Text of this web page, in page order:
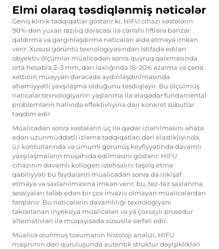
Elmi olaraq təsdiqlənmiş nəticələr
Geniş klinik tədqiqatlar göstərir ki, HIFU cihazı xəstələrin
90%-dən yuxarı razılıq dərəcəsi ilə cərrahi liftlərə bənzər
qaldırma və gərginləşdirmə nəticələri əldə etməyə imkan
verir. Xüsusi görüntü texnologiyasından istifadə edilən
obyektiv ölçümlər müalicədən sonra quyruq qalxmasında
orta hesabla 2–3 mm, dəri laxlığında 15–20% azalma və çənə
xəttinin müəyyən dərəcədə aydınlaşdırılmasında
əhəmiyyətli yaxşılaşma olduğunu təsdiqləyir. Bu ölçülmüş
nəticələr texnologiyanın yaşlanma ilə əlaqədar fundamental
problemlərin həllində effektivliyinə dair konkret sübutlar
təqdim edir.
Müalicədən sonra xəstələrin üç ilə qədər izlənilməsini əhatə
edən uzunmüddətli izləmə tədqiqatları dəri elastikliyində,
üz konturlarında və ümumi görünüş keyfiyyətində davamlı
yaxşılaşmaların müşahidə edilməsini göstərir. HIFU
cihazının davamlı kollogen istehsalını təşviq etmə
qabiliyyəti bu faydaların müalicədən sonra da inkişaf
etməyə və saxlanılmasına imkan verir; bu, tez-tez saxlanma
sessiyaları tələb edən bir çox invaziv olmayan müalicələrdən
fərqlənir. Bu nəticələrin davamlılığı texnologiyanı
təkrarlanan inyeksiya müalicələri və ya çoxsaylı prosedur
alternativləri ilə müqayisədə xüsusilə sərfəli edir.
Müalicə olunmuş toxumanın histoloji analizi, HIFU
maşınının dəri quruluşunda autentik struktur dəyişiklikləri